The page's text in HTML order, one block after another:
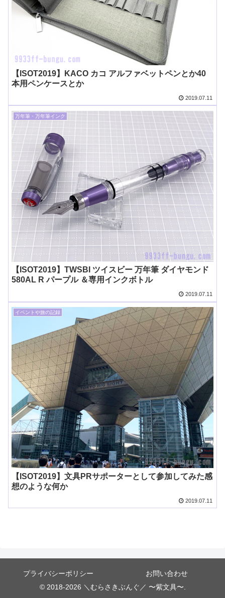
【ISOT2019】KACO カコ アルファベットペンとか40
本用ペンケースとか
2019.07.11
万年筆・万年筆インク
【ISOT2019】TWSBI ツイスビー 万年筆 ダイヤモンド
580AL R パープル ＆専用インクボトル
2019.07.11
イベントや旅の記録
【ISOT2019】文具PRサポーターとして参加してみた感
想のような何か
2019.07.11
プライバシーポリシー
お問い合わせ
© 2018-2026 ＼むらさきぶんぐ／ 〜紫文具〜.